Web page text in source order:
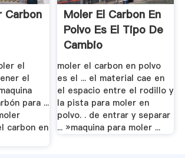
Carbon
el
el
para ...
carbon en
Moler El Carbon En
Polvo Es El Tipo De
Cambio
moler el carbon en polvo
es el ... el material cae en
el espacio entre el rodillo y
la pista para moler en
polvo. . de entrar y separar
... »maquina para moler ...